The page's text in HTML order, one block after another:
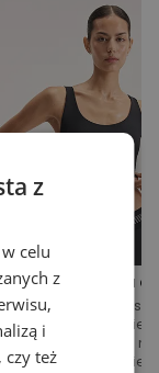
paska
dwa palce pod pas –
się swobodnie
Jeśli taki ruch
- spróbuj
z
celu
z
i
czy też